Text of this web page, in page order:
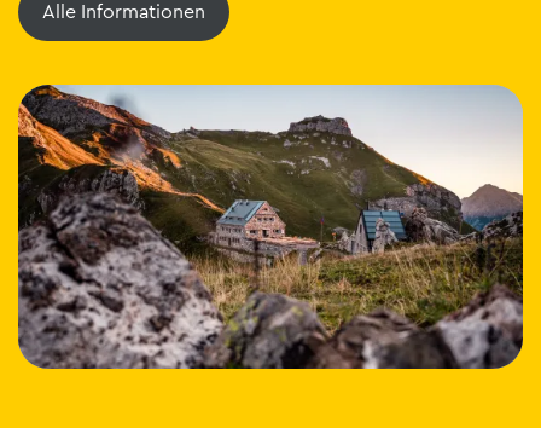
Alle Informationen